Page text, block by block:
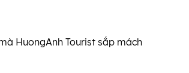
HuongAnh Tourist sắp mách